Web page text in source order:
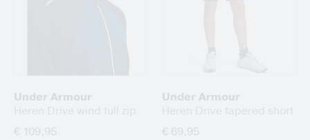
Under Armour
€ 109,95
Under Armour
€ 69,95